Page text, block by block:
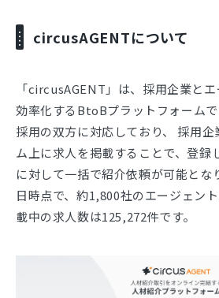
circusAGENTについて
「circusAGENT」は、採用企業と
効率化するBtoBプラットフォーム
採用の双方に対応しており、 採用
ム上に求人を掲載することで、登録
に対して一括で紹介依頼が可能とな
日時点で、約1,800社のエージェン
載中の求人数は125,272件です。